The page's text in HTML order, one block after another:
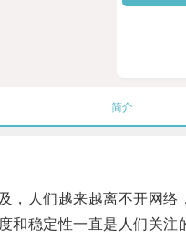
简介
人们越来越离不开网络
稳定性一直是人们关注